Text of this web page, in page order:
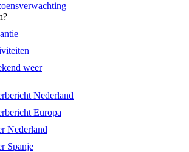
weer
Nederland
Europa
Nederland
Spanje